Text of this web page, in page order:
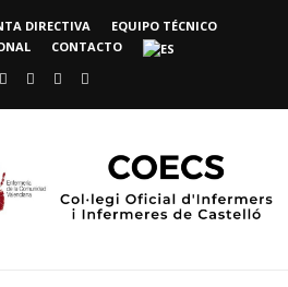
DIRECTIVA
EQUIPO TÉCNICO
CONTACTO